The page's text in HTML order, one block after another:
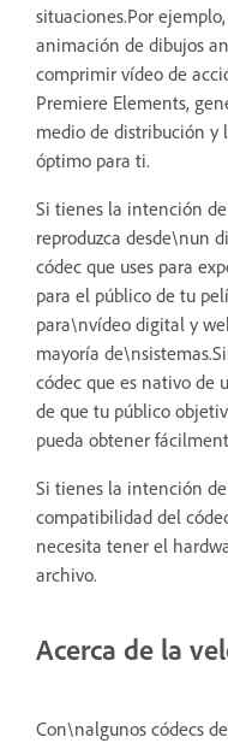
situaciones.Por
animación de dibujos
comprimir vídeo de
Premiere Elements,
medio de distribución y
óptimo para ti.
Si tienes la intención
reproduzca desde\nun
códec que uses para
para el público de tu
para\nvídeo digital y
mayoría
códec que es nativo de
de que tu público
pueda obtener
Si tienes la intención
compatibilidad del
necesita tener el
archivo.
Acerca de la
Con\nalgunos códecs